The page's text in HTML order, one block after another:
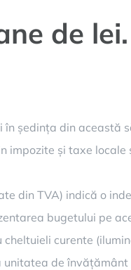
de
în ședința din această
impozite și taxe locale
din TVA) indică o
bugetului pe
curente
de